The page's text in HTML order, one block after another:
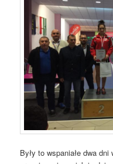
Były to wspaniałe dwa